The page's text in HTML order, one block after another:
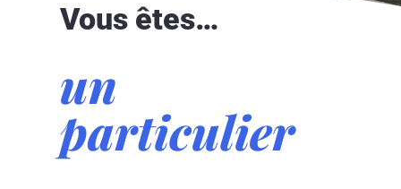
Vous êtes…
un
particulier